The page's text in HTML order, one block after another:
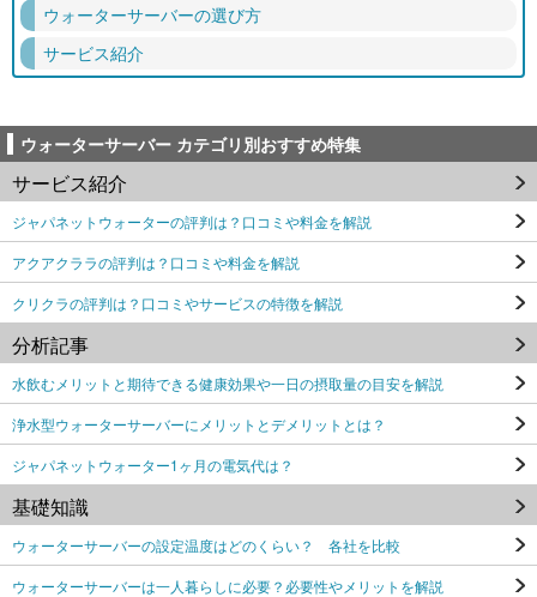
ウォーターサーバーの選び方
サービス紹介
ウォーターサーバー カテゴリ別おすすめ特集
サービス紹介
ジャパネットウォーターの評判は？口コミや料金を解説
アクアクララの評判は？口コミや料金を解説
クリクラの評判は？口コミやサービスの特徴を解説
分析記事
水飲むメリットと期待できる健康効果や一日の摂取量の目安を解説
浄水型ウォーターサーバーにメリットとデメリットとは？
ジャパネットウォーター1ヶ月の電気代は？
基礎知識
ウォーターサーバーの設定温度はどのくらい？ 各社を比較
ウォーターサーバーは一人暮らしに必要？必要性やメリットを解説